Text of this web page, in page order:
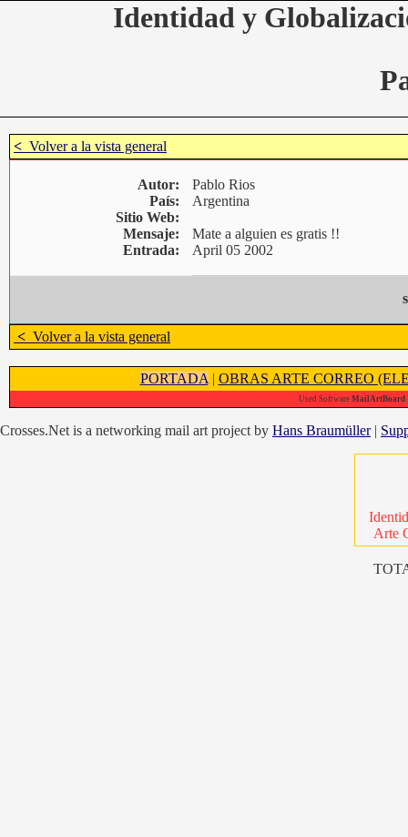
Identidad y
< Volver a la vista general
Autor:
País:
Sitio Web:
Mensaje:
Pablo Rios
Argentina
Mate a alguien es gratis !!
Entrada:
April 05 2002
< Volver a la vista general
PORTADA | OBRAS ARTE CORREO
Used Software MailArtBoard
Crosses.Net is a networking mail art project by Hans Braumüller|
Arte